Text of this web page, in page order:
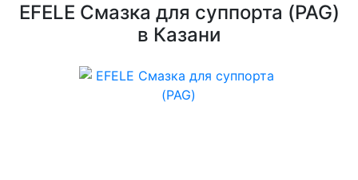
EFELE Смазка для суппорта (PAG)
в Казани